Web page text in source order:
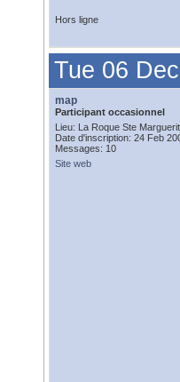
Hors ligne
Tue 06
map
Participant occasionnel
Lieu: La Roque Ste
Date d'inscription: 24 Feb
Messages: 10
Site web